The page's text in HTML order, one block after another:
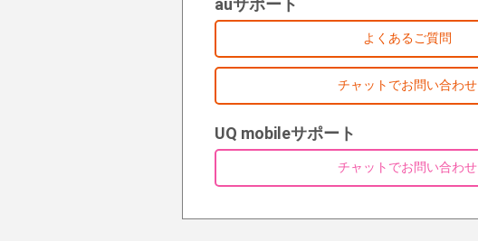
auサポート
よくあるご質問
チャットでお問い合わせ
UQ mobileサポート
チャットでお問い合わせ